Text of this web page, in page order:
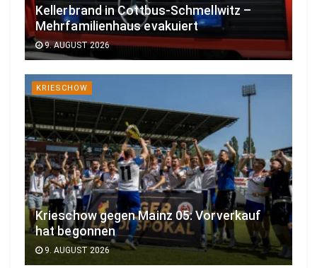
Kellerbrand in Cottbus-Schmellwitz –
Mehrfamilienhaus evakuiert
9. AUGUST 2026
KRIESCHOW
Krieschow gegen Mainz 05: Vorverkauf
hat begonnen
9. AUGUST 2026